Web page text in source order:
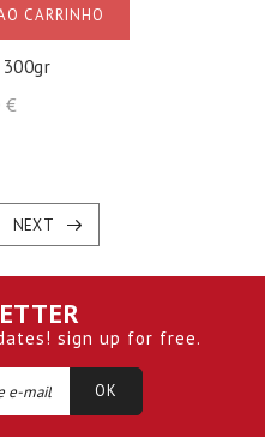
CARRINHO
300gr
€Preço
NEXT
sign up for free.